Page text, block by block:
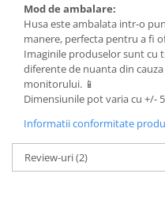
Mod de ambalare:
Husa este ambalata intr-o
manere, perfecta pentru a fi
Imaginile produselor sunt cu
diferente de nuanta din
monitorului. 📱
Dimensiunile pot varia cu +/-
Informatii conformitate
Review-uri(2)